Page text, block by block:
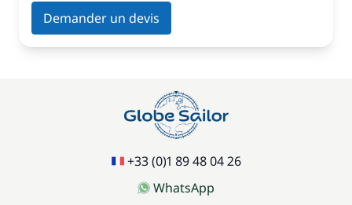
Demander un devis
+33 (0)1 89 48 04 26
WhatsApp